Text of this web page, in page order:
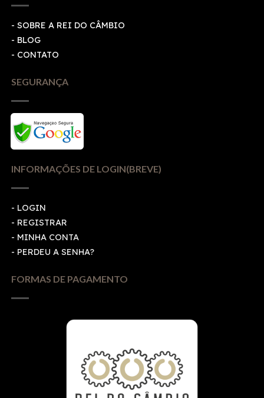
- SOBRE A REI DO CÂMBIO
- BLOG
- CONTATO
SEGURANÇA
INFORMAÇÕES DE LOGIN(BREVE)
- LOGIN
- REGISTRAR
- MINHA CONTA
- PERDEU A SENHA?
FORMAS DE PAGAMENTO